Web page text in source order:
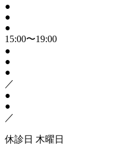
●
●
●
15:00〜19:00
●
●
●
／
●
●
／
休診日 木曜日